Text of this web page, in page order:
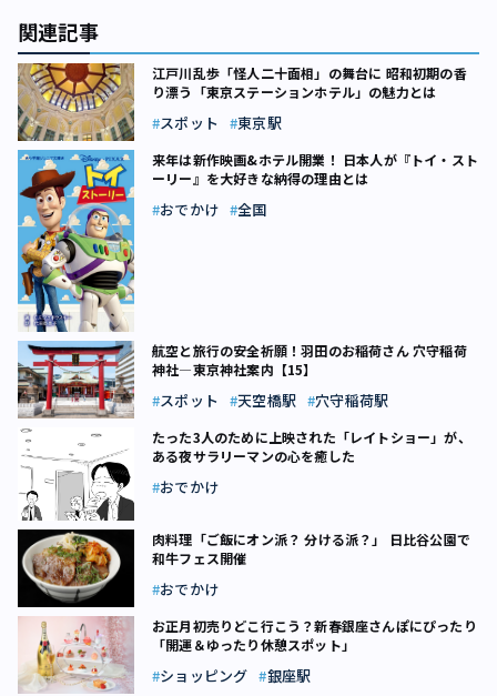
関連記事
江戸川乱歩「怪人二十面相」の舞台に 昭和初期の香
り漂う「東京ステーションホテル」の魅力とは
スポット 東京駅
来年は新作映画&ホテル開業！ 日本人が『トイ・スト
ーリー』を大好きな納得の理由とは
おでかけ 全国
航空と旅行の安全祈願！羽田のお稲荷さん 穴守稲荷
神社―東京神社案内【15】
スポット 天空橋駅 穴守稲荷駅
たった3人のために上映された「レイトショー」が、
ある夜サラリーマンの心を癒した
おでかけ
肉料理「ご飯にオン派？ 分ける派？」 日比谷公園で
和牛フェス開催
おでかけ
お正月初売りどこ行こう？新春銀座さんぽにぴったり
「開運＆ゆったり休憩スポット」
ショッピング 銀座駅